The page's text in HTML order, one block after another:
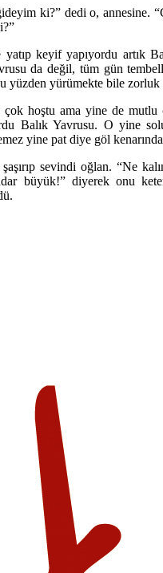
ki?” dedi o, annesine.
keyif yapıyordu artık
da değil, tüm gün
yüzden yürümekte bile
hoştu ama yine de mutlu
Balık Yavrusu. O yine
yine pat diye göl
sevindi oğlan. “Ne
büyük!” diyerek onu